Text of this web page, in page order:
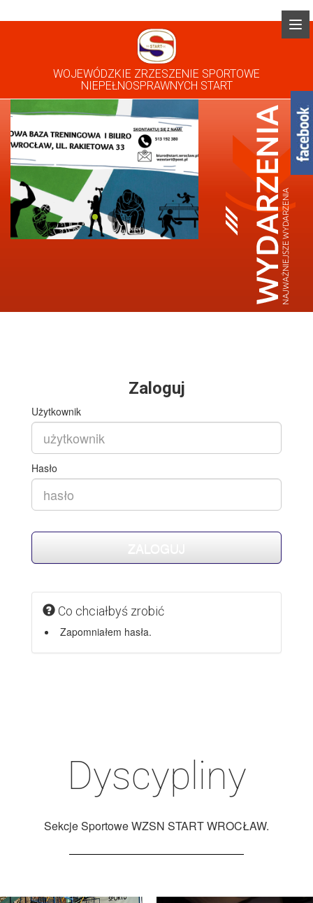
WOJEWÓDZKIE ZRZESZENIE SPORTOWE
NIEPEŁNOSPRAWNYCH START
Zaloguj
Użytkownik
Hasło
Co chciałbyś zrobić
Zapomniałem hasła.
Dyscypliny
Sekcje Sportowe WZSN START WROCŁAW.